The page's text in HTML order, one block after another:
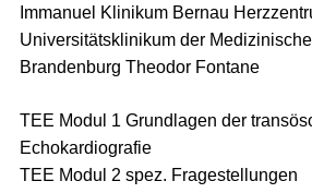
Immanuel Klinikum Bernau
Universitätsklinikum der
Brandenburg Theodor Fontane
TEE Modul 1 Grundlagen der
Echokardiografie
TEE Modul 2 spez. Fragestellungen